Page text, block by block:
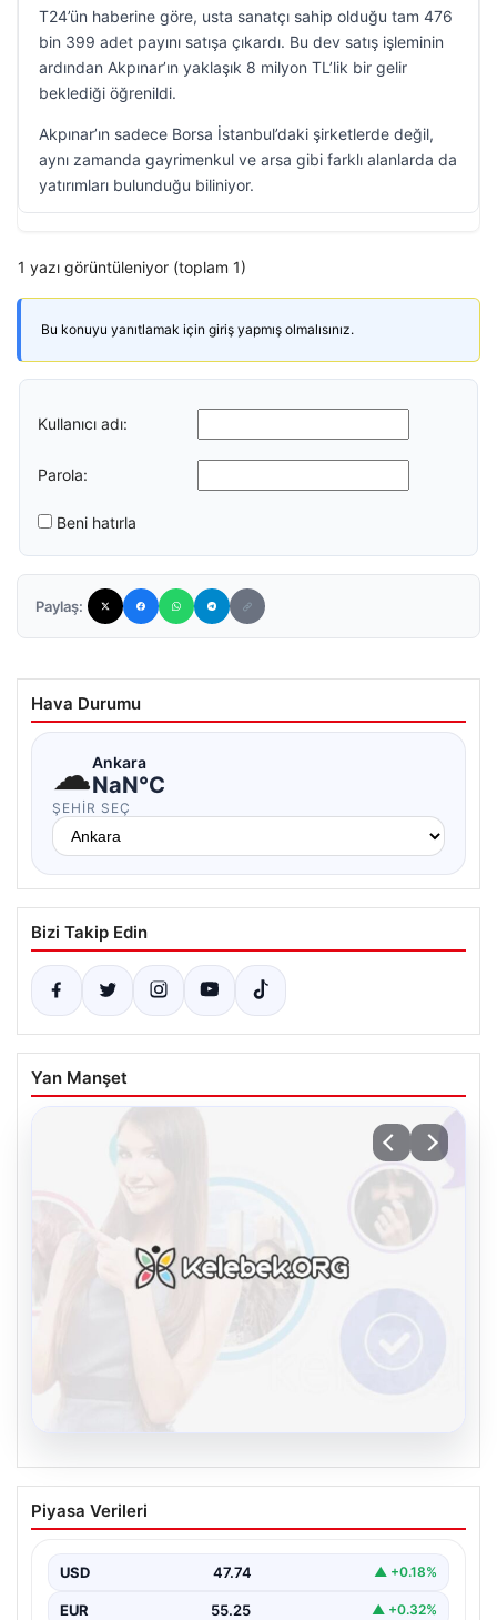
T24’ün haberine göre, usta sanatçı sahip olduğu tam 476
bin 399 adet payını satışa çıkardı. Bu dev satış işleminin
ardından Akpınar’ın yaklaşık 8 milyon TL’lik bir gelir
beklediği öğrenildi.
Akpınar’ın sadece Borsa İstanbul’daki şirketlerde değil,
aynı zamanda gayrimenkul ve arsa gibi farklı alanlarda da
yatırımları bulunduğu biliniyor.
1 yazı görüntüleniyor (toplam 1)
Bu konuyu yanıtlamak için giriş yapmış olmalısınız.
Kullanıcı adı:
Parola:
Beni hatırla
Paylaş:
Hava Durumu
☁Ankara
NaN°C
ŞEHIR SEÇ
Bizi Takip Edin
Yan Manşet
Kelebek.Org İle Sanal İletişimin Güvenli
Adresi Ve Sohbet Deneyimi
sağlaması kritik bir önem taşımaktadır. Güncel olarak…
Piyasa Verileri
USD 47.74 ▲ +0.18%
EUR 55.25 ▲ +0.32%